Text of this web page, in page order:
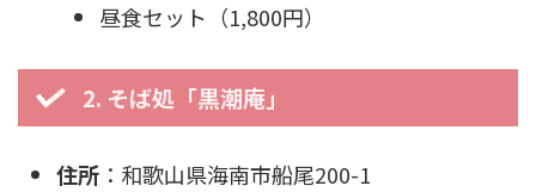
昼食セット（1,800円）
2. そば処「黒潮庵」
住所 ：和歌山県海南市船尾200-1